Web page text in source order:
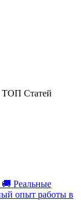
ТОП Статей
🚚 Реальные
опыт работы в